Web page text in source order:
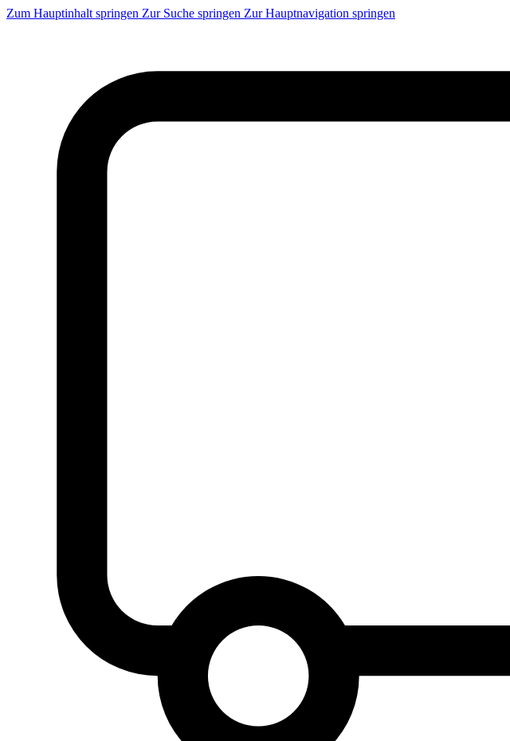
Zum Hauptinhalt springen Zur Suche springen Zur Hauptnavigation springen